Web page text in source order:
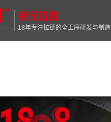
帝元拉链
18年专注拉链的全工序研发与制造